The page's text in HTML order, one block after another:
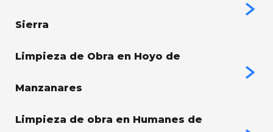
Sierra
Limpieza de Obra en Hoyo de
Manzanares
Limpieza de obra en Humanes de